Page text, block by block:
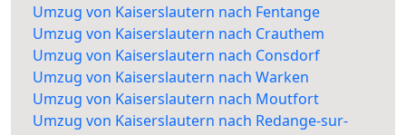
Umzug von Kaiserslautern nach Fentange
Umzug von Kaiserslautern nach Crauthem
Umzug von Kaiserslautern nach Consdorf
Umzug von Kaiserslautern nach Warken
Umzug von Kaiserslautern nach Moutfort
Umzug von Kaiserslautern nach Redange-sur-